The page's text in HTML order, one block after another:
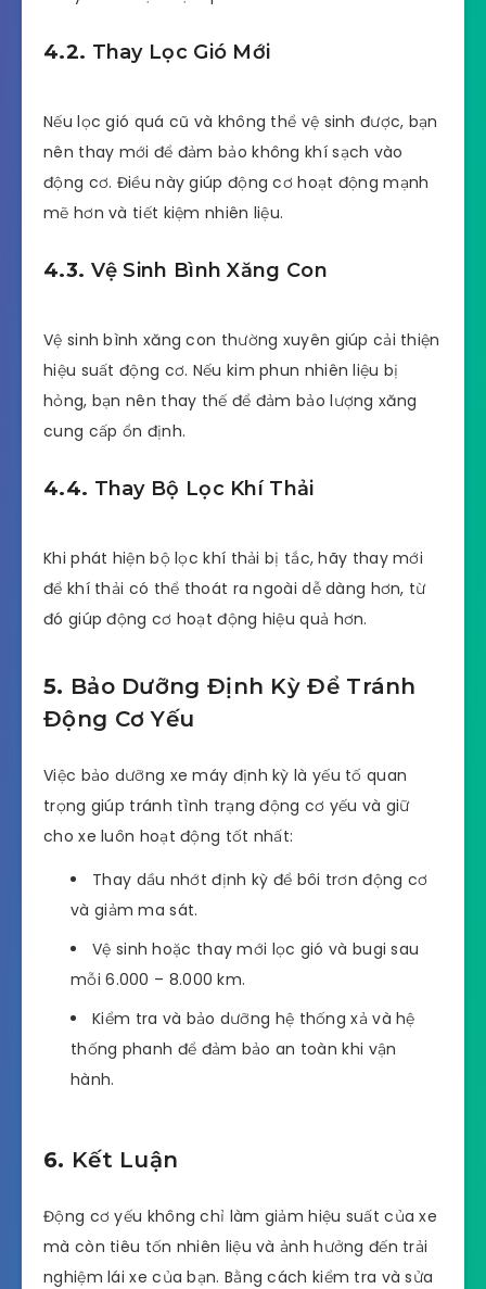
4.2. Thay Lọc Gió Mới
Nếu lọc gió quá cũ và không thể vệ sinh được, bạn
nên thay mới để đảm bảo không khí sạch vào
động cơ. Điều này giúp động cơ hoạt động mạnh
mẽ hơn và tiết kiệm nhiên liệu.
4.3. Vệ Sinh Bình Xăng Con
Vệ sinh bình xăng con thường xuyên giúp cải thiện
hiệu suất động cơ. Nếu kim phun nhiên liệu bị
hỏng, bạn nên thay thế để đảm bảo lượng xăng
cung cấp ổn định.
4.4. Thay Bộ Lọc Khí Thải
Khi phát hiện bộ lọc khí thải bị tắc, hãy thay mới
để khí thải có thể thoát ra ngoài dễ dàng hơn, từ
đó giúp động cơ hoạt động hiệu quả hơn.
5. Bảo Dưỡng Định Kỳ Để Tránh
Động Cơ Yếu
Việc bảo dưỡng xe máy định kỳ là yếu tố quan
trọng giúp tránh tình trạng động cơ yếu và giữ
cho xe luôn hoạt động tốt nhất:
Thay dầu nhớt định kỳ để bôi trơn động cơ
và giảm ma sát.
Vệ sinh hoặc thay mới lọc gió và bugi sau
mỗi 6.000 – 8.000 km.
Kiểm tra và bảo dưỡng hệ thống xả và hệ
thống phanh để đảm bảo an toàn khi vận
hành.
6. Kết Luận
Động cơ yếu không chỉ làm giảm hiệu suất của xe
mà còn tiêu tốn nhiên liệu và ảnh hưởng đến trải
nghiệm lái xe của bạn. Bằng cách kiểm tra và sửa